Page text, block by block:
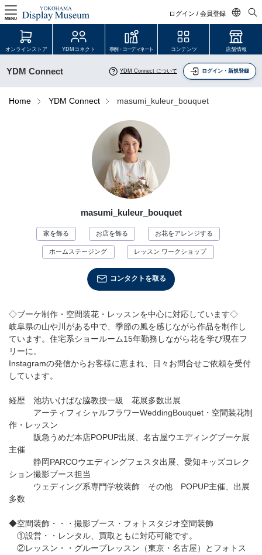
ログイン / 会員登録
日本語
中文简体
MENU
ログイン・会員登録
JDCA(ディスプレイスクール)
採用情報
お問い合わせ
OFFICIAL SNS
オンラインストア YDMコネクト 事例・コーディネート コンテンツ 店舗情報
YDM Connect YDM Connect について ログイン・新規登録
Home YDM Connect masumi_kuleur_bouquet
masumi_kuleur_bouquet
家を飾る お店を飾る お花をアレンジする
ホームステージング レッスン ワークショップ
コンタクトを取る
◇ブーケ制作・空間装花・レッスンを中心に対応しています◇
岐阜県の山や川がある中で、季節の風を感じながら作品を制作し
ています。住宅系ショールーム15年勤務しながら花を学び現在フ
リーに。
Instagramの発信からお客様に恵まれ、日々お問合せご依頼を受付
しています。
経歴 池坊いけばな脇教授一級 花展多数出展
アーティフィシャルフラワーWeddingBouquet・空間装花制
作・レッスン
阪急うめだ本店POPUP出展、名古屋ウエディングブーケ展
主催
静岡PARCOウエディングフェスタ出展、愛知キッズコレク
ション撮影ブース担当
ウェディング系専門学校装飾 その他 POPUP主催、出展
多数
◆空間装飾・・・撮影ブース・フォトスタジオ空間装飾
①設営・・レンタル、買取ともに対応可能です。
②レッスン・・グループレッスン（東京・名古屋）とフォトス